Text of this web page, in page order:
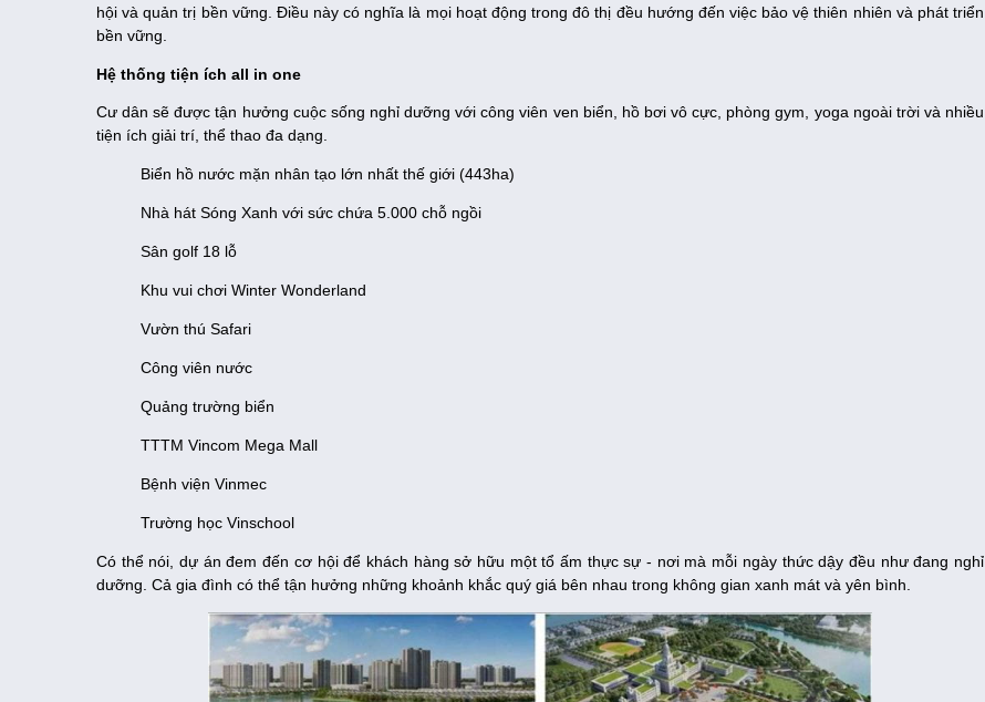
hội và quản trị bền vững. Điều này có nghĩa là mọi hoạt động trong đô thị đều hướng đến việc bảo vệ thiên nhiên và phát triển
bền vững.
Hệ thống tiện ích all in one
Cư dân sẽ được tận hưởng cuộc sống nghỉ dưỡng với công viên ven biển, hồ bơi vô cực, phòng gym, yoga ngoài trời và nhiều
tiện ích giải trí, thể thao đa dạng.
Biển hồ nước mặn nhân tạo lớn nhất thế giới (443ha)
Nhà hát Sóng Xanh với sức chứa 5.000 chỗ ngồi
Sân golf 18 lỗ
Khu vui chơi Winter Wonderland
Vườn thú Safari
Công viên nước
Quảng trường biển
TTTM Vincom Mega Mall
Bệnh viện Vinmec
Trường học Vinschool
Có thể nói, dự án đem đến cơ hội để khách hàng sở hữu một tổ ấm thực sự - nơi mà mỗi ngày thức dậy đều như đang nghỉ
dưỡng. Cả gia đình có thể tận hưởng những khoảnh khắc quý giá bên nhau trong không gian xanh mát và yên bình.